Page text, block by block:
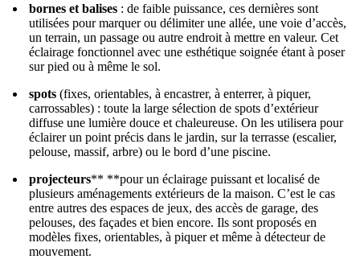
bornes et balises : de faible puissance, ces dernières sont
utilisées pour marquer ou délimiter une allée, une voie d’accès,
un terrain, un passage ou autre endroit à mettre en valeur. Cet
éclairage fonctionnel avec une esthétique soignée étant à poser
sur pied ou à même le sol.
spots (fixes, orientables, à encastrer, à enterrer, à piquer,
carrossables) : toute la large sélection de spots d’extérieur
diffuse une lumière douce et chaleureuse. On les utilisera pour
éclairer un point précis dans le jardin, sur la terrasse (escalier,
pelouse, massif, arbre) ou le bord d’une piscine.
projecteurs** **pour un éclairage puissant et localisé de
plusieurs aménagements extérieurs de la maison. C’est le cas
entre autres des espaces de jeux, des accès de garage, des
pelouses, des façades et bien encore. Ils sont proposés en
modèles fixes, orientables, à piquer et même à détecteur de
mouvement.